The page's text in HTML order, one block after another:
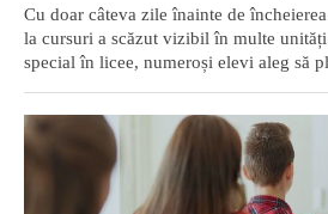
Cu doar câteva zile înainte de
la cursuri a scăzut vizibil în multe
special în licee, numeroși elevi aleg să